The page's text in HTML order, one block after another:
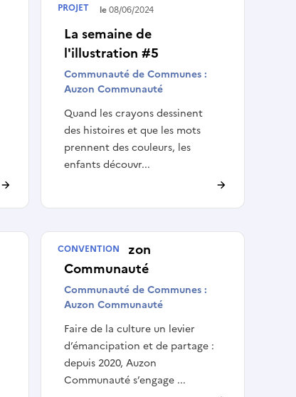
La semaine de
l'illustration #5
Communauté de Communes :
Auzon Communauté
Quand les crayons dessinent
des histoires et que les mots
prennent des couleurs, les
enfants découvr...
Terminé le08/06/2024
PROJET
CTEAC Auzon
Communauté
Communauté de Communes :
Auzon Communauté
Faire de la culture un levier
d’émancipation et de partage :
depuis 2020, Auzon
Communauté s’engage ...
CONVENTION